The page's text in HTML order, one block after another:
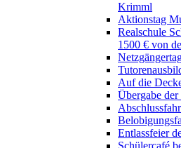
Krimml
Aktionstag
Realschule
1500 € von
Auf die
Übergabe
Entlassfeier
Schülercafé